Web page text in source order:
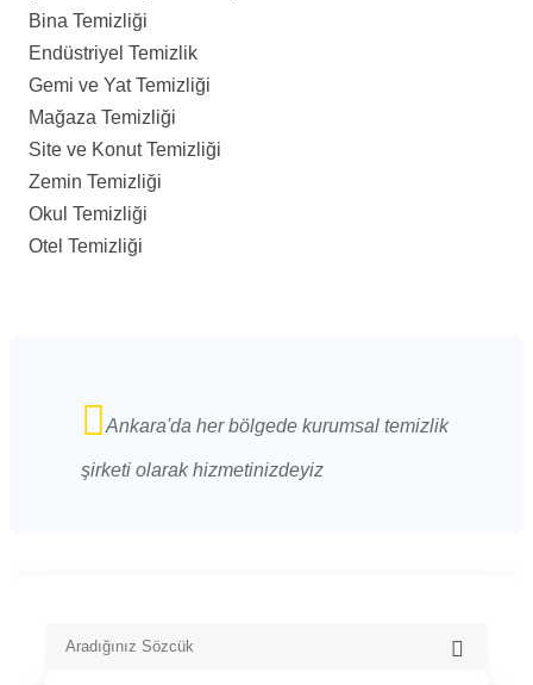
Bina Temizliği
Endüstriyel Temizlik
Gemi ve Yat Temizliği
Mağaza Temizliği
Site ve Konut Temizliği
Zemin Temizliği
Okul Temizliği
Otel Temizliği
Ankara'da her bölgede kurumsal temizlik
şirketi olarak hizmetinizdeyiz